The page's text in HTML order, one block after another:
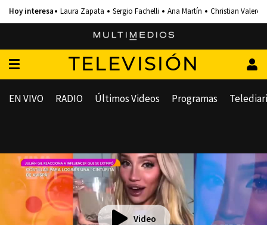
Laura Zapata Sergio Fachelli Ana Martín Christian Valero
TELEVISIÓN
EN VIVO RADIO Últimos Videos Programas
Video